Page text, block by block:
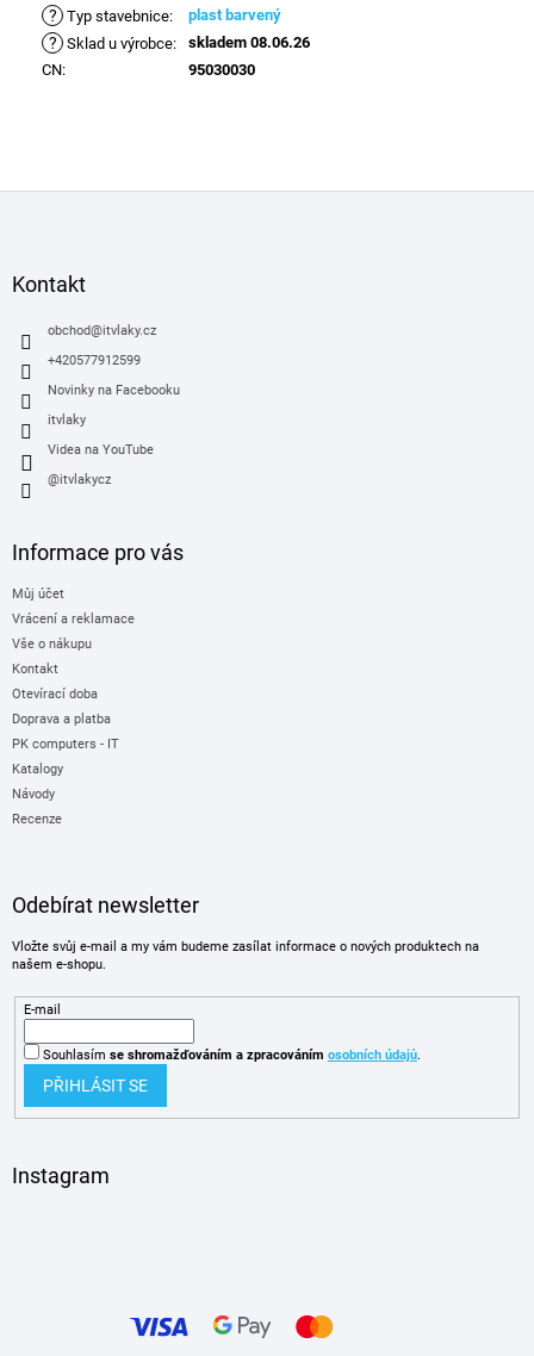
? Typ stavebnice: plast barvený
? Sklad u výrobce:
skladem 08.06.26
CN: 95030030
Kontakt
obchod@itvlaky.cz
+420577912599
Novinky na Facebooku
itvlaky
Videa na YouTube
@itvlakycz
Informace pro vás
Můj účet
Vrácení a reklamace
Vše o nákupu
Kontakt
Otevírací doba
Doprava a platba
PK computers - IT
Katalogy
Návody
Recenze
Odebírat newsletter
Vložte svůj e-mail a my vám budeme zasílat informace o nových produktech na
našem e-shopu.
E-mail
Souhlasím se shromažďováním a zpracováním osobních údajů.
PŘIHLÁSIT SE
Instagram